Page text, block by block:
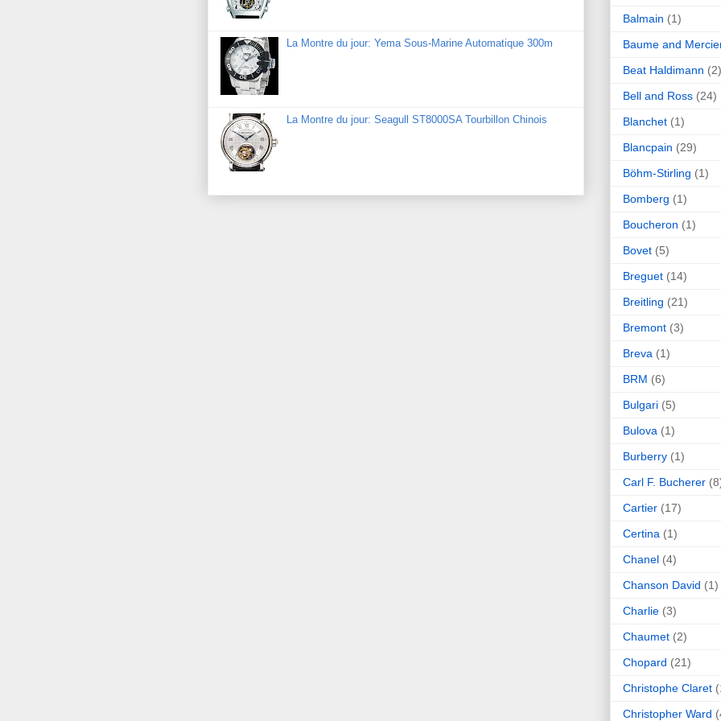
La Montre du jour: Yema Sous-Marine Automatique 300m
La Montre du jour: Seagull ST8000SA Tourbillon Chinois
Balmain (1)
Baume and
Beat Haldimann (2)
Bell and Ross (24)
Blanchet (1)
Blancpain (29)
Böhm-Stirling (1)
Bomberg (1)
Boucheron (1)
Bovet (5)
Breguet (14)
Breitling (21)
Bremont (3)
Breva (1)
BRM (6)
Bulgari (5)
Bulova (1)
Burberry (1)
Carl F. Bucherer
Cartier (17)
Certina (1)
Chanel (4)
Chanson David (1)
Charlie (3)
Chaumet (2)
Chopard (21)
Christophe Claret
Christopher Ward